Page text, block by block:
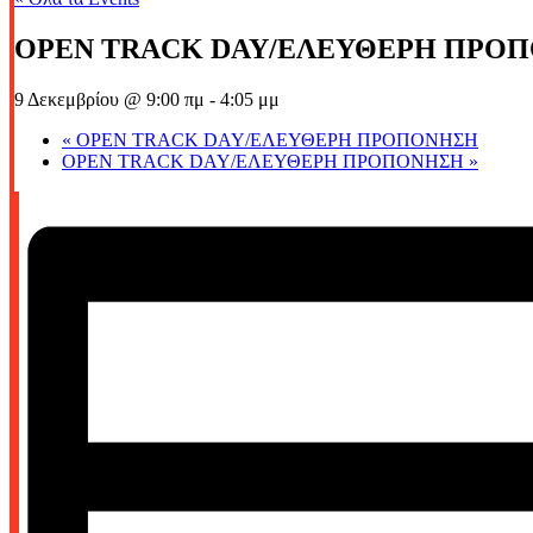
OPEN TRACK DAY/ΕΛΕΥΘΕΡΗ
9 Δεκεμβρίου @ 9:00 πμ - 4:05 μμ
« OPEN TRACK DAY/ΕΛΕΥΘΕΡΗ ΠΡΟΠΟΝΗΣΗ
OPEN TRACK DAY/ΕΛΕΥΘΕΡΗ ΠΡΟΠΟΝΗΣΗ »